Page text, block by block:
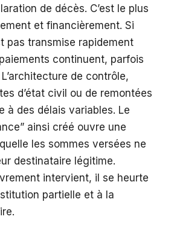
de décès. C’est le plus
et financièrement. Si
pas transmise rapidement
continuent, parfois
de contrôle,
d’état civil ou de remontées
à des délais variables. Le
ainsi créé ouvre une
les sommes versées ne
destinataire légitime.
intervient, il se heurte
partielle et à la